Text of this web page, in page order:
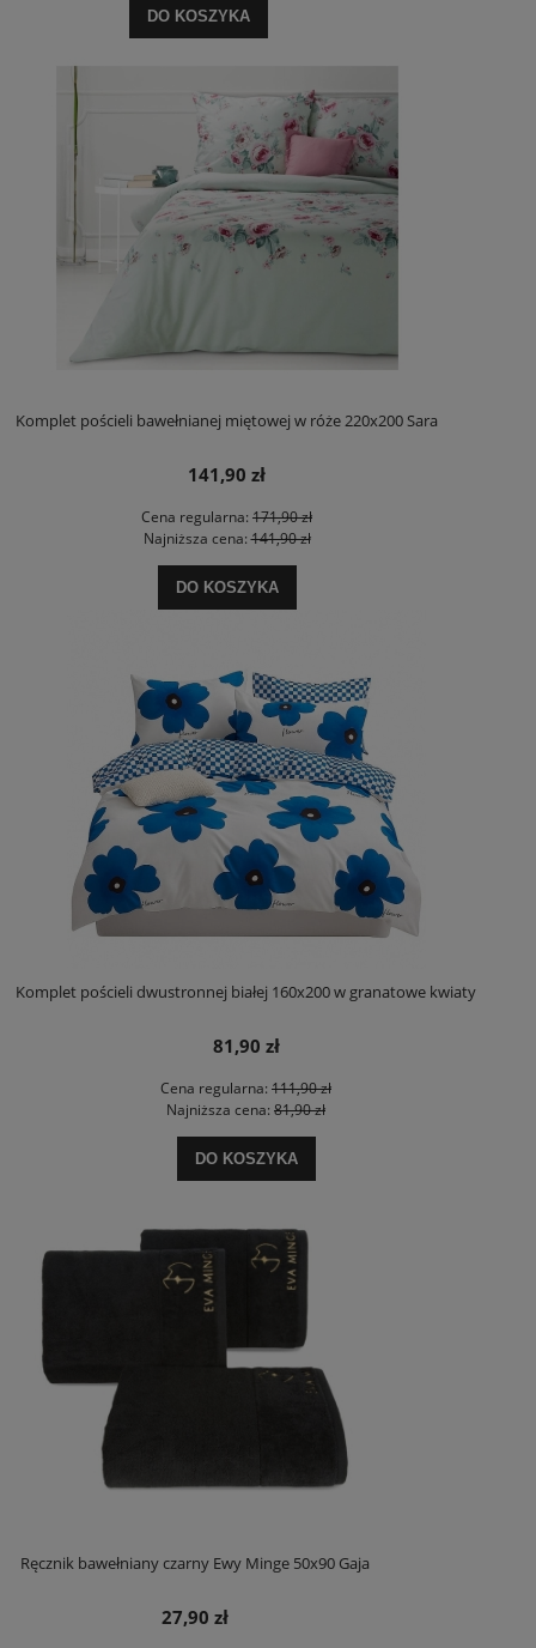
DO KOSZYKA
Komplet pościeli bawełnianej miętowej w róże 220x200 Sara
141,90 zł
Cena regularna: 171,90 zł
Najniższa cena:141,90 zł
DO KOSZYKA
Komplet pościeli dwustronnej białej 160x200 w granatowe kwiaty
81,90 zł
Cena regularna: 111,90 zł
Najniższa cena: 81,90 zł
DO KOSZYKA
Ręcznik bawełniany czarny Ewy Minge 50x90 Gaja
27,90 zł